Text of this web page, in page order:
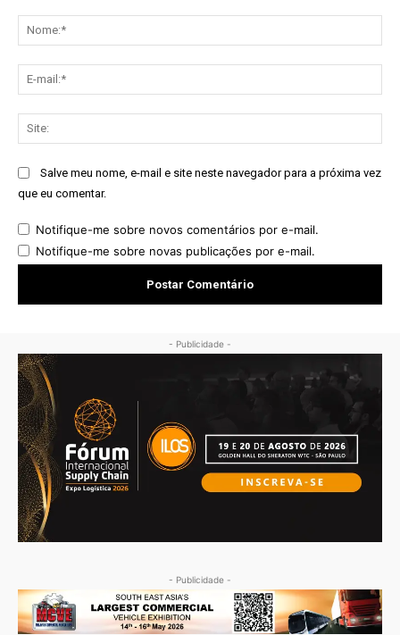
Salve meu nome, e-mail e site neste navegador para a próxima vez
que eu comentar.
Notifique-me sobre novos comentários por e-mail.
Notifique-me sobre novas publicações por e-mail.
- Publicidade -
- Publicidade -